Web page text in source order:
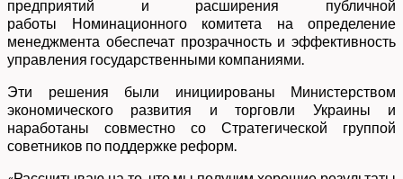
предприятий и расширения публичной
работы Номинационного комитета на определение
менеджмента обеспечат прозрачность и эффективность
управления государственными компаниями.
Эти решения были инициированы Министерством
экономического развития и торговли Украины и
наработаны совместно со Стратегической группой
советников по поддержке реформ.